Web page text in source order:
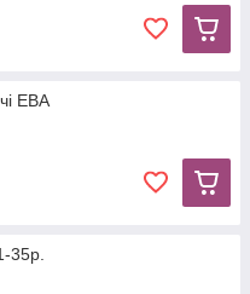
ЕВА
35р.